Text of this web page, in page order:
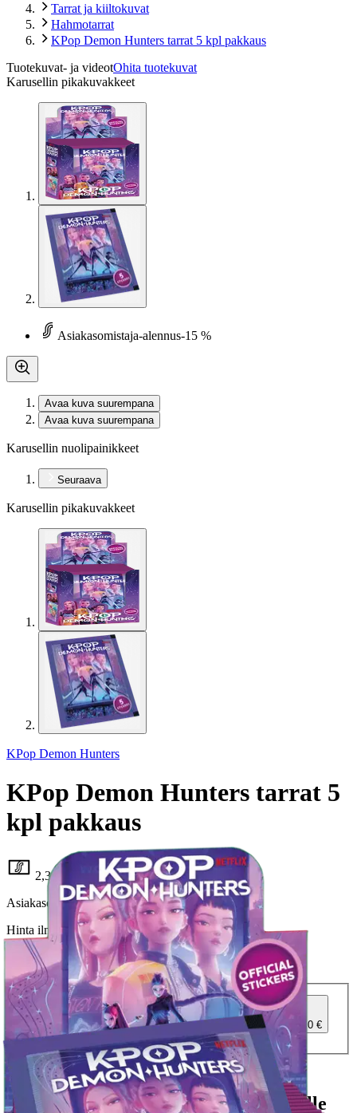
Tarrat ja kiiltokuvat
Hahmotarrat
KPop Demon Hunters tarrat 5 kpl pakkaus
Tuotekuvat- ja videotOhita tuotekuvat
Karusellin pikakuvakkeet
Asiakasomistaja-alennus-15 %
Avaa kuva suurempana
Avaa kuva suurempana
Karusellin nuolipainikkeet
Seuraava
Karusellin pikakuvakkeet
KPop Demon Hunters
KPop Demon Hunters tarrat 5
kpl pakkaus
2,34 €
Asiakasomistajahinta
Hinta ilman S-Etukorttia: 2,75 €
Verkkokaupan hinta
Valitse toimitustapa
Nouto myymälästä
Ilmainen
Siirry valitsemaan myymälä
Toimitus
Kotiin tai noutopisteeseenAlk. 0 €
Ilmainen toimitus yli 100 €:n tilauksille